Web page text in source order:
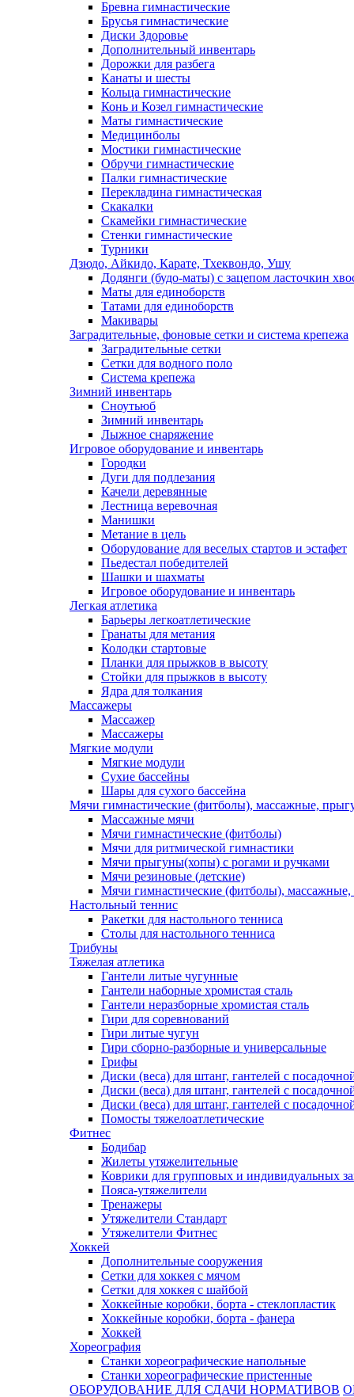
Бревна гимнастические
Брусья гимнастические
Диски Здоровье
Дополнительный инвентарь
Дорожки для разбега
Канаты и шесты
Кольца гимнастические
Конь и Козел гимнастические
Маты гимнастические
Медицинболы
Мостики гимнастические
Обручи гимнастические
Палки гимнастические
Перекладина гимнастическая
Скакалки
Скамейки гимнастические
Стенки гимнастические
Турники
Дзюдо, Айкидо, Карате, Тхеквондо, Ушу
Додянги (будо-маты) с зацепом ласточкин
Маты для единоборств
Татами для единоборств
Макивары
Заградительные, фоновые сетки и система крепежа
Заградительные сетки
Сетки для водного поло
Система крепежа
Зимний инвентарь
Сноутьюб
Зимний инвентарь
Лыжное снаряжение
Игровое оборудование и инвентарь
Городки
Дуги для подлезания
Качели деревянные
Лестница веревочная
Манишки
Метание в цель
Оборудование для веселых стартов и эстафет
Пьедестал победителей
Шашки и шахматы
Игровое оборудование и инвентарь
Легкая атлетика
Барьеры легкоатлетические
Гранаты для метания
Колодки стартовые
Планки для прыжков в высоту
Стойки для прыжков в высоту
Ядра для толкания
Массажеры
Массажер
Массажеры
Мягкие модули
Мягкие модули
Сухие бассейны
Шары для сухого бассейна
Мячи гимнастические (фитболы), массажные,
Массажные мячи
Мячи гимнастические (фитболы)
Мячи для ритмической гимнастики
Мячи прыгуны(хопы) с рогами и ручками
Мячи резиновые (детские)
Мячи гимнастические (фитболы),
Настольный теннис
Ракетки для настольного тенниса
Столы для настольного тенниса
Трибуны
Тяжелая атлетика
Гантели литые чугунные
Гантели наборные хромистая сталь
Гантели неразборные хромистая сталь
Гири для соревнований
Гири литые чугун
Гири сборно-разборные и универсальные
Грифы
Диски (веса) для штанг, гантелей с
Диски (веса) для штанг, гантелей с
Диски (веса) для штанг, гантелей с
Помосты тяжелоатлетические
Фитнес
Бодибар
Жилеты утяжелительные
Коврики для групповых и индивидуальных
Пояса-утяжелители
Тренажеры
Утяжелители Стандарт
Утяжелители Фитнес
Хоккей
Дополнительные сооружения
Сетки для хоккея с мячом
Сетки для хоккея с шайбой
Хоккейные коробки, борта - стеклопластик
Хоккейные коробки, борта - фанера
Хоккей
Хореография
Станки хореографические напольные
Станки хореографические пристенные
ОБОРУДОВАНИЕ ДЛЯ СДАЧИ НОРМАТИВОВ